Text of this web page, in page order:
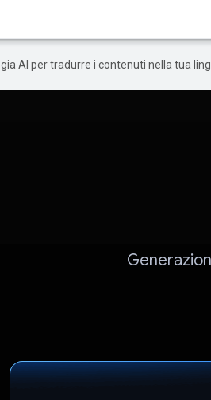
AI per tradurre i contenuti nella tua